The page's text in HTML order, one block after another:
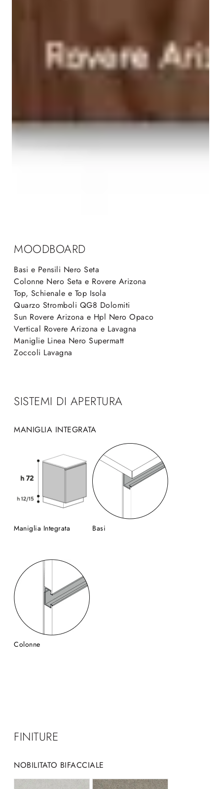
MOODBOARD
Basi e Pensili Nero Seta
Colonne Nero Seta e Rovere Arizona
Top, Schienale e Top Isola
Quarzo Stromboli QG8 Dolomiti
Sun Rovere Arizona e Hpl Nero Opaco
Vertical Rovere Arizona e Lavagna
Maniglie Linea Nero Supermatt
Zoccoli Lavagna
SISTEMI DI APERTURA
MANIGLIA INTEGRATA
Maniglia Integrata Basi
Colonne
FINITURE
NOBILITATO BIFACCIALE